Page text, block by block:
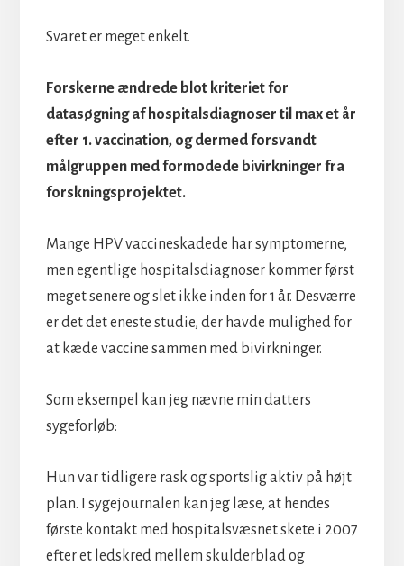
Svaret er meget enkelt.
Forskerne ændrede blot kriteriet for
datasøgning af hospitalsdiagnoser til max et år
efter 1. vaccination, og dermed forsvandt
målgruppen med formodede bivirkninger fra
forskningsprojektet.
Mange HPV vaccineskadede har symptomerne,
men egentlige hospitalsdiagnoser kommer først
meget senere og slet ikke inden for 1 år. Desværre
er det det eneste studie, der havde mulighed for
at kæde vaccine sammen med bivirkninger.
Som eksempel kan jeg nævne min datters
sygeforløb:
Hun var tidligere rask og sportslig aktiv på højt
plan. I sygejournalen kan jeg læse, at hendes
første kontakt med hospitalsvæsnet skete i 2007
efter et ledskred mellem skulderblad og